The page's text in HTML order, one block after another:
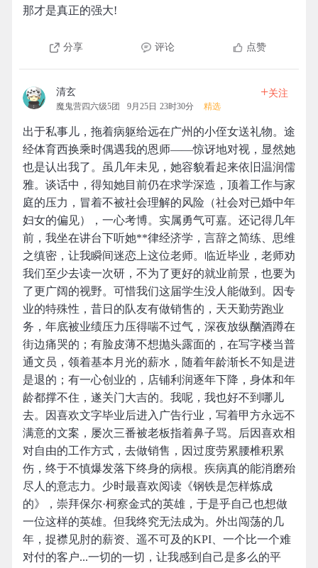
那才是真正的强大!
分享 评论 点赞
清玄
魔鬼营四六级5团 9月25日 23时30分 精选
+关注
出于私事儿，拖着病躯给远在广州的小侄女送礼物。途
经体育西换乘时偶遇我的恩师——惊讶地对视，显然她
也是认出我了。虽几年未见，她容貌看起来依旧温润儒
雅。谈话中，得知她目前仍在求学深造，顶着工作与家
庭的压力，冒着不被社会理解的风险（社会对已婚中年
妇女的偏见），一心考博。实属勇气可嘉。还记得几年
前，我坐在讲台下听她**律经济学，言辞之简练、思维
之缜密，让我瞬间迷恋上这位老师。临近毕业，老师劝
我们至少去读一次研，不为了更好的就业前景，也要为
了更广阔的视野。可惜我们这届学生没人能做到。因专
业的特殊性，昔日的队友有做销售的，天天勤劳跑业
务，年底被业绩压力压得喘不过气，深夜放纵酗酒蹲在
街边痛哭的；有脸皮薄不想抛头露面的，在写字楼当普
通文员，领着基本月光的薪水，随着年龄渐长不知是进
是退的；有一心创业的，店铺利润逐年下降，身体和年
龄都撑不住，遂关门大吉的。我呢，我也好不到哪儿
去。因喜欢文字毕业后进入广告行业，写着甲方永远不
满意的文案，屡次三番被老板指着鼻子骂。后因喜欢相
对自由的工作方式，去做销售，因过度劳累腰椎积累
伤，终于不慎爆发落下终身的病根。疾病真的能消磨殆
尽人的意志力。少时最喜欢阅读《钢铁是怎样炼成
的》，崇拜保尔·柯察金式的英雄，于是乎自己也想做
一位这样的英雄。但我终究无法成为。外出闯荡的几
年，捉襟见肘的薪资、遥不可及的KPI、一个比一个难
对付的客户...一切的一切，让我感到自己是多么的平